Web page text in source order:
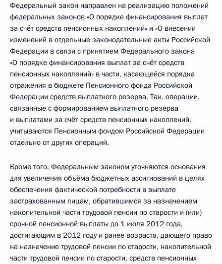
Федеральный закон направлен на реализацию положений
федеральных законов «О порядке финансирования выплат
за счёт средств пенсионных накоплений» и «О внесении
изменений в отдельные законодательные акты Российской
Федерации в связи с принятием Федерального закона
«О порядке финансирования выплат за счёт средств
пенсионных накоплений» в части, касающейся порядка
отражения в бюджете Пенсионного фонда Российской
Федерации средств выплатного резерва. Так, операции,
связанные с формированием выплатного резерва
и выплатами за счёт средств пенсионных накоплений,
учитываются Пенсионным фондом Российской Федерации
отдельно от других операций.
Кроме того, Федеральным законом уточняются основания
для увеличения объёма бюджетных ассигнований в целях
обеспечения фактической потребности в выплате
застрахованным лицам, обратившимся за назначением
накопительной части трудовой пенсии по старости и (или)
срочной пенсионной выплаты до 1 июля 2012 года,
достигающим в 2012 году и ранее возраста, дающего право
на назначение трудовой пенсии по старости, накопительной
части трудовой пенсии по старости, средств пенсионных